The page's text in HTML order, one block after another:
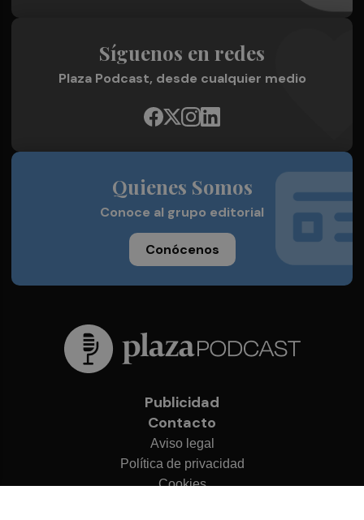
Síguenos en redes
Plaza Podcast, desde cualquier medio
Quienes Somos
Conoce al grupo editorial
Conócenos
Publicidad
Contacto
Aviso legal
Política de privacidad
Cookies